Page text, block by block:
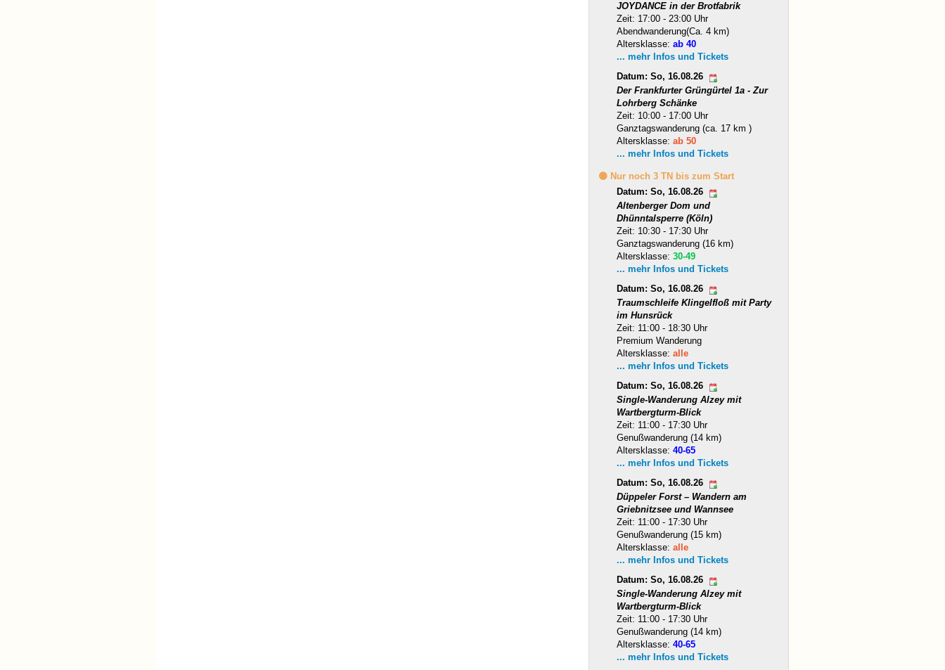
JOYDANCE in der Brotfabrik
Zeit: 17:00 - 23:00 Uhr
Abendwanderung(Ca. 4 km)
Altersklasse:ab 40
... mehr Infos und Tickets
Datum: So, 16.08.26
Der Frankfurter Grüngürtel 1a - Zur
Lohrberg Schänke
Zeit: 10:00 - 17:00 Uhr
Ganztagswanderung (ca. 17 km )
Altersklasse:ab 50
... mehr Infos und Tickets
🟡 Nur noch 3 TN bis zum Start
Datum: So, 16.08.26
Altenberger Dom und
Dhünntalsperre (Köln)
Zeit: 10:30 - 17:30 Uhr
Ganztagswanderung (16 km)
Altersklasse:30-49
... mehr Infos und Tickets
Datum: So, 16.08.26
Traumschleife Klingelfloß mit Party
im Hunsrück
Zeit: 11:00 - 18:30 Uhr
Premium Wanderung
Altersklasse:alle
... mehr Infos und Tickets
Datum: So, 16.08.26
Single-Wanderung Alzey mit
Wartbergturm-Blick
Zeit: 11:00 - 17:30 Uhr
Genußwanderung (14 km)
Altersklasse:40-65
... mehr Infos und Tickets
Datum: So, 16.08.26
Düppeler Forst – Wandern am
Griebnitzsee und Wannsee
Zeit: 11:00 - 17:30 Uhr
Genußwanderung (15 km)
Altersklasse:alle
... mehr Infos und Tickets
Datum: So, 16.08.26
Single-Wanderung Alzey mit
Wartbergturm-Blick
Zeit: 11:00 - 17:30 Uhr
Genußwanderung (14 km)
Altersklasse:40-65
... mehr Infos und Tickets